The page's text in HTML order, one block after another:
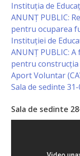
Instituția de
ANUNȚ PUBLIC:
pentru ocuparea
Instituției de
ANUNȚ PUBLIC:
pentru
Aport Voluntar
Sala de sedinte
Sala de sedinte